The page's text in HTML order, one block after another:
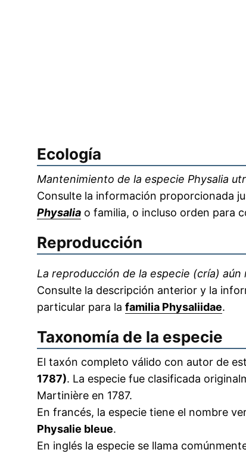
Ecología
Mantenimiento de la especie Physalia
Consulte la información proporcionada
Physalia o familia, o incluso orden para
Reproducción
La reproducción de la especie (cría)
Consulte la descripción anterior y la
particular para la familia Physaliidae.
Taxonomía de la especie
El taxón completo válido con autor de
1787). La especie fue clasificada
Martinière en 1787.
En francés, la especie tiene el nombre
Physalie bleue.
En inglés la especie se llama